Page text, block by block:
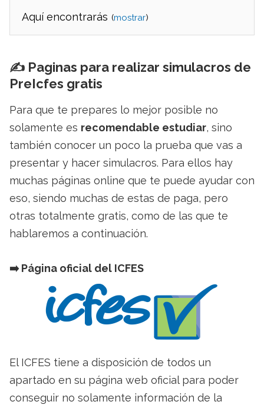
Aquí encontrarás ( )
✍️ Paginas para realizar simulacros de
PreIcfes gratis
Para que te prepares lo mejor posible no
solamente es recomendable estudiar, sino
también conocer un poco la prueba que vas a
presentar y hacer simulacros. Para ellos hay
muchas páginas online que te puede ayudar con
eso, siendo muchas de estas de paga, pero
otras totalmente gratis, como de las que te
hablaremos a continuación.
➡️​ Página oficial del ICFES
El ICFES tiene a disposición de todos un
apartado en su página web oficial para poder
conseguir no solamente información de la